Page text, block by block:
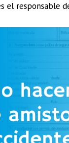
el responsable